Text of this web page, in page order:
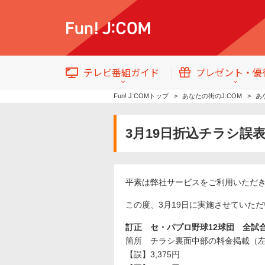
テレビ番組ガイド プレゼント・優
テレビ番組情報トップ
イベント・プレゼント
Fun! J:COMトップ あなたの街のJ:COM あ
3月19日折込チラシ誤
平素は弊社サービスをご利用いただ
この度、3月19日に実施させていた
訂正 セ・パプロ野球12球団 全試
箇所 チラシ裏面中部の料金掲載（
【誤】3,375円